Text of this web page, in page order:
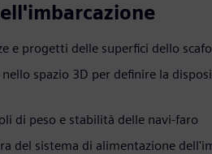
e progetti delle superfici dello scafo
spazio 3D per definire la
di peso e stabilità delle navi-faro
del sistema di alimentazione